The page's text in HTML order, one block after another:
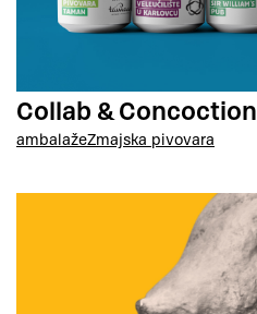
Collab & Concoction
ambalažeZmajska pivovara